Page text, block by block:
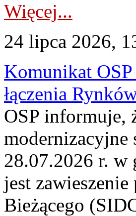
Więcej...
24 lipca 2026,
Komunikat
łączenia
OSP informuje,
28.07.2026 r. w
jest
Bieżącego